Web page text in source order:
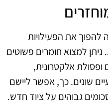
להפוך את הפעילויות
ניתן למצוא חומרים פשוטים
ופסולת אלקטרונית,
שונים. כך, אפשר ליישם
גבוהים על ציוד חדש.